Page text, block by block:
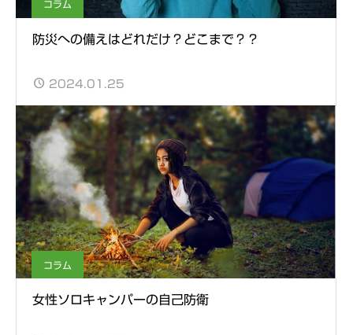
コラム
防災への備えはどれだけ？どこまで？？
2024.01.25
コラム
女性ソロキャンパーの自己防衛